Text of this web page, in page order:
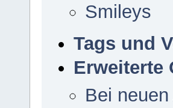
Smileys
Tags und
Erweiterte
Bei